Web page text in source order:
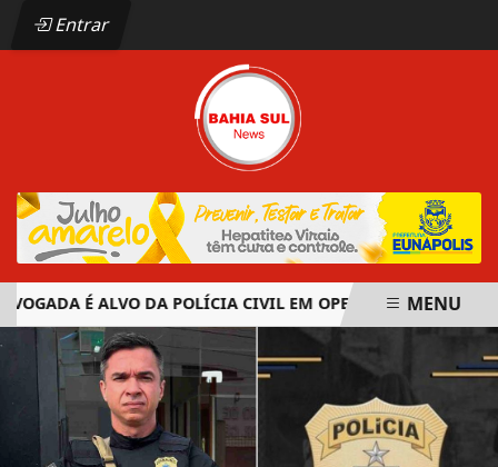
Entrar
É ALVO DA POLÍCIA CIVIL EM OPERAÇÃO CONTRA
EM ALTA
MENU